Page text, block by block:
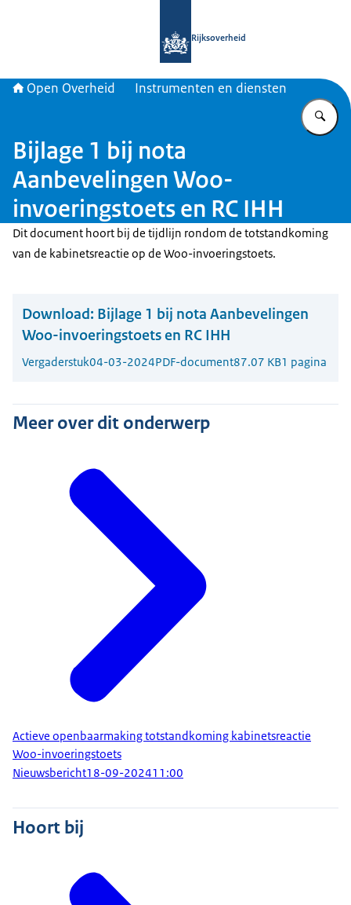
Rijksoverheid
Open Overheid Instrumenten en diensten
Bijlage 1 bij nota
Aanbevelingen Woo-
invoeringstoets en RC IHH
Dit document hoort bij de tijdlijn rondom de totstandkoming
van de kabinetsreactie op de Woo-invoeringstoets.
Download: Bijlage 1 bij nota Aanbevelingen
Woo-invoeringstoets en RC IHH
Vergaderstuk04-03-2024PDF-document87.07 KB1 pagina
Meer over dit onderwerp
Actieve openbaarmaking totstandkoming kabinetsreactie
Woo-invoeringstoets
Nieuwsbericht18-09-202411:00
Hoort bij